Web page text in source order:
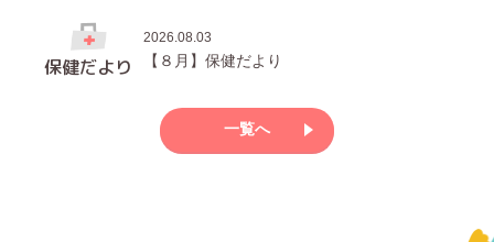
保健だより
2026.08.03
【８月】保健だより
一覧へ